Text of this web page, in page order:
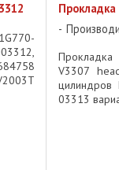
V3307
03313